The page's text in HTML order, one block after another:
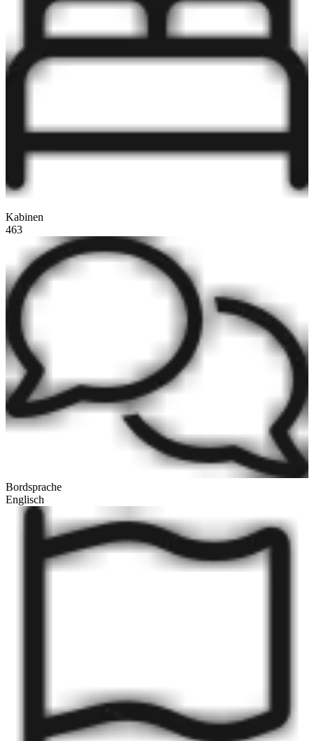
Kabinen
463
Bordsprache
Englisch